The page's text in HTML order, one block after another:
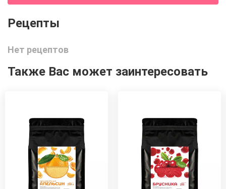
Нет рецептов
Также Вас может заинтересовать